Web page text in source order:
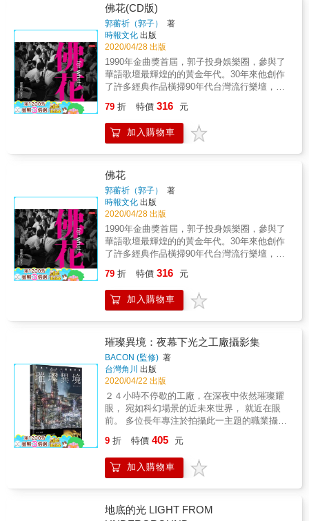
廢物做久了，就不廢物了！ ◎代理經銷：白象
文化
評論家福島辰夫策畫的展覽「十人之眼」。一
九五九年偕同川田喜久治、佐藤明、丹野章、
東松照明、奈良原一高等人，成立攝影家團體
「VIVO」，自行代理攝影作品，與當時主流的
「寫實主義攝影運動」抗衡，帶領攝影由紀實
⾛向超現實和表現主義美學，對日本現代攝影
發展有深遠的影響。一九六一年VIVO 解散前，
細江英公收留深受吸引而投效的年輕攝影師當
助手，他就是日後享譽國際的森山大道。 & ▉
透討生與死 攝影集《薔薇刑》攀上創作生涯高
峰，引起西方世界矚目 《鎌鼬》、《高第的宇
宙》連世界巨匠米羅都推崇 & 不遵循傳統，詭
譎又如夢境般詩意的獨有攝影視角，讓細江英
公經常跨界與不同領域的藝術家合作。寺山修
司被他視為攝影天才，兩人惺惺相惜，一九六○
在寺山修司邀約下，用十六釐米底片拍攝生平
唯一黑白實驗短片《肚臍與原爆》，此片也為
日本實驗電影畫下分界。一九六一年接受三島
由紀夫委託，合作拍攝《薔薇刑》。儘管細江
英公二十七歲時，就以粗粒子手法打破傳攝影
呈現的《男與女》系列出名，榮獲日本寫真評
論家協會新人賞，但真正讓他攀上顛峰的，卻
是這部透過三島由紀夫身體探討生與死的《薔
薇刑》。這部攝影生涯的重要代表作，剛完成
著不可抹滅的崇高地位，不但讓細江英公榮獲
日本寫真評論家協會作家賞，也引起西方國家
的注意。 & 一九六五至一九六八年間，細江英
公為暗黑舞踏共同創始人土方巽掌鏡，拍攝具
有東北地方靈氣與瘋狂幻想世界的《鎌鼬》系
列。這個作品既是對土方巽故鄉的記錄，也拍
出細江英公的鄉愁和童年記憶。這種「記憶的
思，更重要的是，對日本傳統藝術的象徵主義
九六九年度藝術類文部大臣獎，連世界巨匠米
羅亦十分讚譽，親筆寫信向他致意，後來還幫
他的攝影集《高第的宇宙》繪製兩幅「繪序
詩」。那幾年細江英公也在紐約草間彌生工作
室中，為她拍攝個人及行為藝術的影像紀錄，
前（1945前）：郭水潭、龍瑛宗、巫永福、王
昶雄、周夢蝶、陳千武、林亨泰、林良、鍾肇
政、杜潘芳格、羅門、蓉子、洛夫、張默、鄭
清文、李喬、黃娟、黃春明、趙天儀、林宗
源、白先勇、隱地、白萩、李魁賢、岩上、陳
若曦、謝里法、黃文雄、張良澤、雷驤、劉靜
娟、張曉風、鍾鐵民、杜國清、喬林、吳晟、
施叔青、季季，38位。
炎憲、李敏勇、陳芳明、康原、鄭烱明、江自
得、陳明台、莫渝、廖輝英、陳耀昌、林瑞
明、郭成義、陳鴻森、馮青、楊敏盛、林雙
不、廖玉蕙、羊子喬、古蒙仁、李勤岸、陳銘
磻、李昂、李筱峰、宋澤萊、陌上塵、利玉
芳、林文義、平路、吳錦發、向陽、林央敏、
鍾喬、方梓、劉克襄、莊華堂、路寒袖、廖鴻
基、方耀乾、江文瑜、簡媜、楊翠、蔡素芬、
江元慶、鴻鴻、郝譽翔、曾郁雯、吳音寧、胡
長松，52位，合計共90位。 二、政治受難者作
家
&&&&&&&&&&&&&&&&&&&&&&&&&&&&&&
高一生、史明、柏楊、鍾逸人、葉石濤、柯旗
化、胡子丹、陳映真、姚嘉文、楊青矗、劉峰
松、王拓、呂秀蓮、林樹枝、洪惟仁、陳列、
&&&&&&&&&&&&& 黃貴潮、陳英雄、伐依絲‧
牟固那那、奧威尼‧卡勒盛、阿道‧巴拉夫、孫大
川、莫那能、卜袞、浦忠成、夏曼‧藍波安、根
阿盛、瓦歷斯‧諾幹、巴代、里慕伊‧ 阿紀、啓
明‧拉瓦、達德拉凡‧伊苞、馬紹‧阿紀、 利格拉
樂‧阿女烏、董恕明、李永松、亞榮隆‧撒可努、
也寇‧索克魯曼、沙力浪，共23位。
&&&&&&&&&&& 《台灣作家一百年》（1920-
2020）潘小俠攝影造像簿己完成130位，這是紀
佛花(CD版)
郭蘅祈（郭子）
著
時報文化 出版
2020/04/28 出版
1990年金曲獎首屆，郭子投身娛樂圈，參與了
華語歌壇最輝煌的的黃金年代。30年來他創作
了許多經典作品橫掃90年代台灣流行樂壇，
傷口灑鹽」「原來你什麼都不要」等，這些家
喻戶曉的歌曲背後，是郭子經歷娛樂圈內外許
多年的感觸與故事，也是90年代台灣人的心
律所代表的生命足跡，以及歲月在郭子身上印
下的人生智慧。 郭子，用影像與文字分享他錯
過卻精采的人生風景。 1990年金曲獎首屆，郭
子投身娛樂圈，參與了華語歌壇最輝煌的的黃
金年代。 30年來郭蘅祈（郭子）創作的經典作
品橫掃90年代台灣流行樂壇，這些家喻戶曉的
歌曲背後，是郭子經歷娛樂圈內外許多年的感
觸與故事，也是90年代台灣人的心聲。這些內
容，透過郭子多年累積的攝影作品，從現今角
命足跡，以及歲月在郭子身上印下的人生智
慧。 好評推薦 攝影，是他記錄生命感動瞬間的
方式。他的照片是充滿情感、有故事流洩的靈
動...之前，我們因他的歌而感動傳唱！這回，
讓我們隨他的畫面而沉醉低迴！ --郎祖筠 這幾
天看著他拍的照片，也整理自己的前半輩子，
然後邊聽他那些感動我的曲子，時間彷彿當下
凝結了...--黃韻玲 在這本書裡，我看到了這些
斜槓其實來自他的那個內在小孩，他以為他很
脆弱很微小，其實他是如此強大。--萬芳 書裡
是郭子的人生，我們卻可以看到流行音樂輝
煌，可以聽到郭子的成長轉變，可以感受年紀
漸長的寧靜，我們可以從他的第三隻眼中的攝
影作品聞到滿滿的人文氣息。--陳岳夫
79 折 特價 316 元
加入購物車
佛花
郭蘅祈（郭子）
著
時報文化 出版
2020/04/28 出版
1990年金曲獎首屆，郭子投身娛樂圈，參與了
華語歌壇最輝煌的的黃金年代。30年來他創作
了許多經典作品橫掃90年代台灣流行樂壇，
傷口灑鹽」「原來你什麼都不要」等，這些家
喻戶曉的歌曲背後，是郭子經歷娛樂圈內外許
多年的感觸與故事，也是90年代台灣人的心
律所代表的生命足跡，以及歲月在郭子身上印
下的人生智慧。 郭子，用影像與文字分享他錯
過卻精采的人生風景。 1990年金曲獎首屆，郭
子投身娛樂圈，參與了華語歌壇最輝煌的的黃
金年代。 30年來郭蘅祈（郭子）創作的經典作
品橫掃90年代台灣流行樂壇，這些家喻戶曉的
歌曲背後，是郭子經歷娛樂圈內外許多年的感
觸與故事，也是90年代台灣人的心聲。這些內
容，透過郭子多年累積的攝影作品，從現今角
命足跡，以及歲月在郭子身上印下的人生智
慧。 好評推薦 攝影，是他記錄生命感動瞬間的
方式。他的照片是充滿情感、有故事流洩的靈
讓我們隨他的畫面而沉醉低迴！
79 折 特價 316 元
加入購物車
璀璨異境：夜幕下光之工廠攝影集
BACON (監修) 著
台灣角川 出版
2020/04/22 出版
２４小時不停歇的工廠，在深夜中依然璀璨耀
眼， 宛如科幻場景的近未來世界， 就近在眼
前。 多位長年專注於拍攝此一主題的職業攝影
好者們， 拍攝出奇幻而璀燦的影像作品。 自２
０１５年起，這些讓大眾深深著迷的影像集結
展出， 在日本各地舉辦巡迴攝影展，大獲好
附上拍攝者本人說明!! ★在深夜中依然璀璨耀
9 折 特價 405 元
加入購物車
地底的光 LIGHT FROM